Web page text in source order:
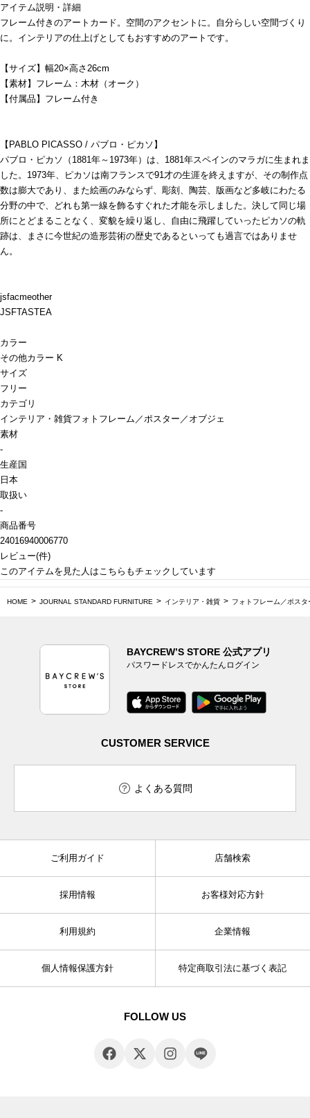
アイテム説明・詳細
フレーム付きのアートカード。空間のアクセントに。自分らしい空間づくり
に。インテリアの仕上げとしてもおすすめのアートです。
【サイズ】幅20×高さ26cm
【素材】フレーム：木材（オーク）
【付属品】フレーム付き
【PABLO PICASSO / パブロ・ピカソ】
パブロ・ピカソ（1881年～1973年）は、1881年スペインのマラガに生まれま
した。1973年、ピカソは南フランスで91才の生涯を終えますが、その制作点
数は膨大であり、また絵画のみならず、彫刻、陶芸、版画など多岐にわたる
分野の中で、どれも第一線を飾るすぐれた才能を示しました。決して同じ場
所にとどまることなく、変貌を繰り返し、自由に飛躍していったピカソの軌
跡は、まさに今世紀の造形芸術の歴史であるといっても過言ではありませ
ん。
jsfacmeother
JSFTASTEA
カラー
その他カラー K
サイズ
フリー
カテゴリ
インテリア・雑貨フォトフレーム／ポスター／オブジェ
素材
-
生産国
日本
取扱い
-
商品番号
24016940006770
レビュー(件)
このアイテムを見た人はこちらもチェックしています
HOME JOURNAL STANDARD FURNITURE インテリア・雑貨 フォトフレーム／ポス
BAYCREW’S STORE 公式アプリ
パスワードレスでかんたんログイン
CUSTOMER SERVICE
よくある質問
ご利用ガイド 店舗検索
採用情報 お客様対応方針
利用規約 企業情報
個人情報保護方針 特定商取引法に基づく表記
FOLLOW US